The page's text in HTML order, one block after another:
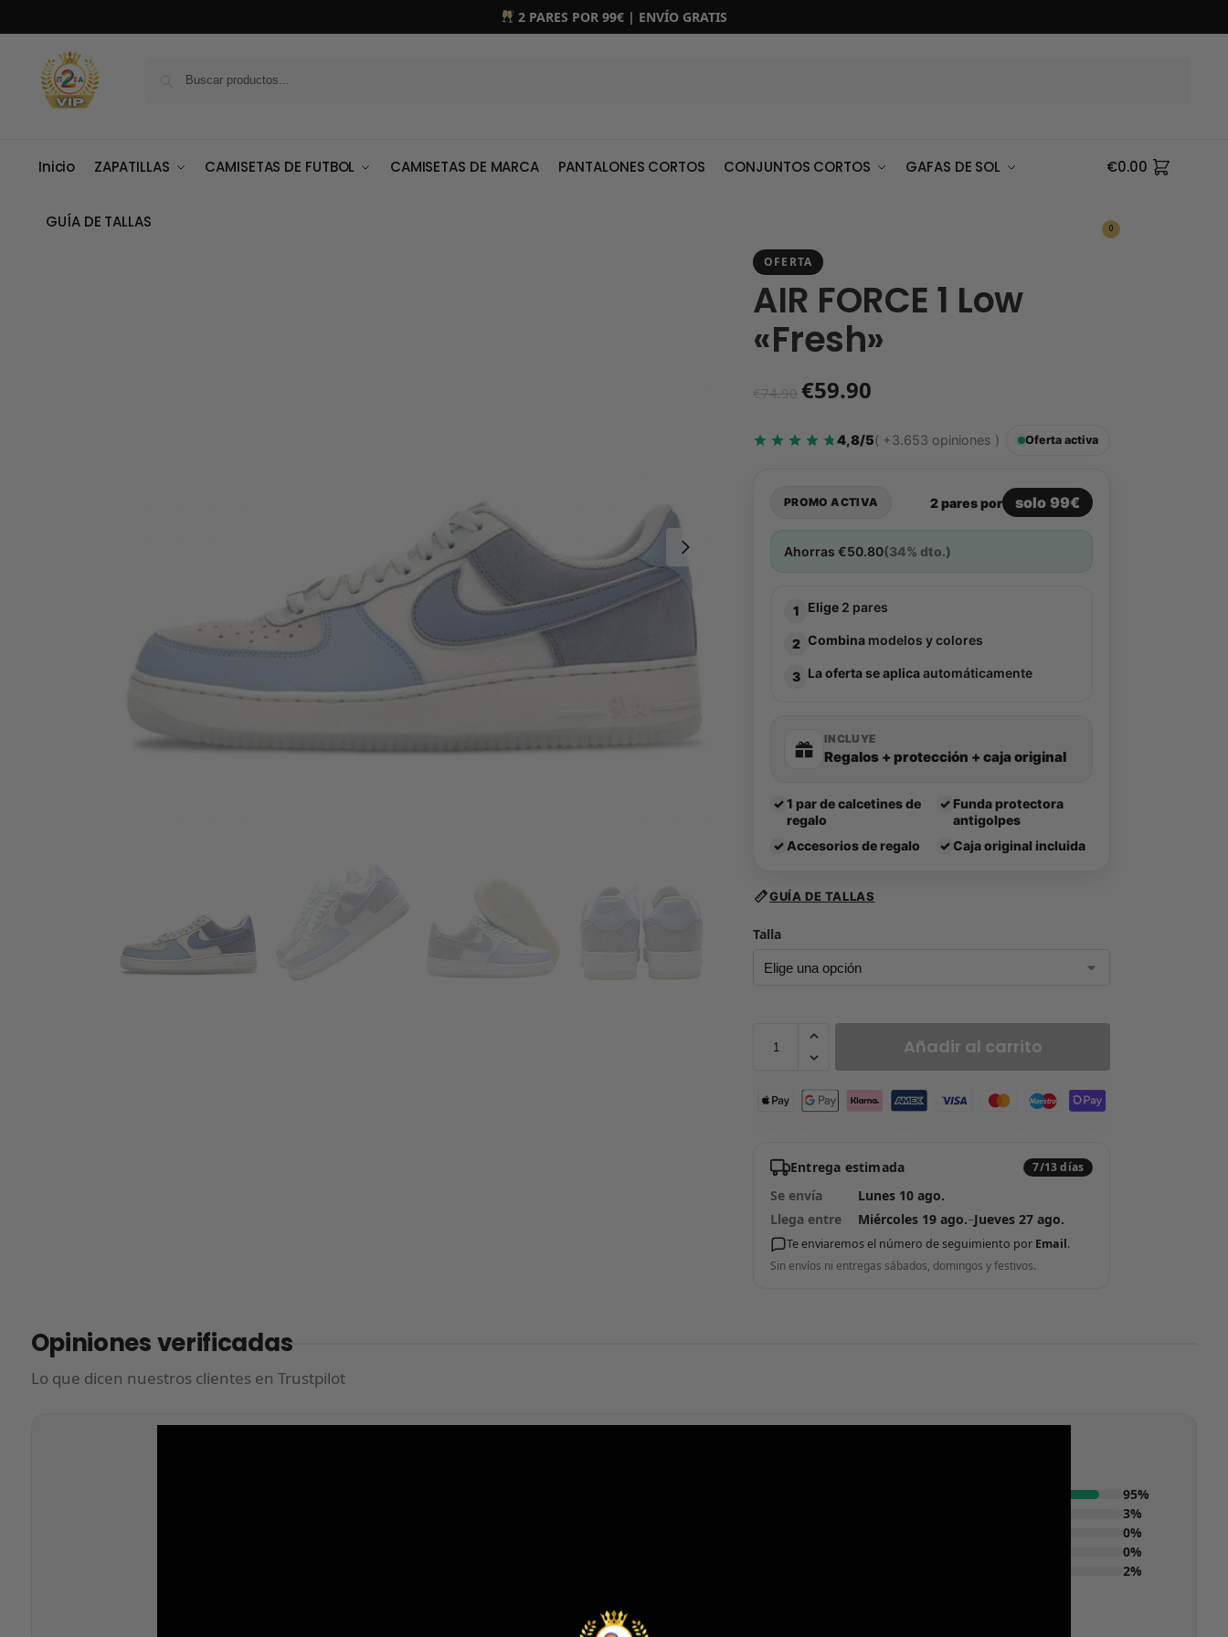
2 PARES POR 99€ | ENVÍO GRATIS
Inicio ZAPATILLAS CAMISETAS DE FUTBOL CAMISETAS DE MARCA PANTALONES CORTOS CONJUNTOS CORTOS GAFAS DE SOL
GUÍA DE TALLAS
€0.00
0
OFERTA
AIR FORCE 1 Low
«Fresh»
€74.90 €59.90
4,8/5( +3.653 opiniones ) Oferta activa
PROMO ACTIVA 2 pares por solo 99€
Ahorras€50.80(34% dto.)
1 Elige 2 pares
2 Combina modelos y colores
3 La oferta se aplicaautomáticamente
INCLUYE
Regalos + protección + caja original
✓1 par de calcetines de
regalo
✓ Funda protectora
antigolpes
✓ Accesorios de regalo ✓ Caja original incluida
GUÍA DE TALLAS
Talla
Añadir al carrito
Entrega estimada 7/13 días
Se envía
Lunes 10 ago.
Llega entre
Miércoles 19 ago.–Jueves 27 ago.
Te enviaremos el número de seguimiento por Email.
Sin envíos ni entregas sábados, domingos y festivos.
Opiniones verificadas
Lo que dicen nuestros clientes en Trustpilot
95%
3%
0%
0%
2%